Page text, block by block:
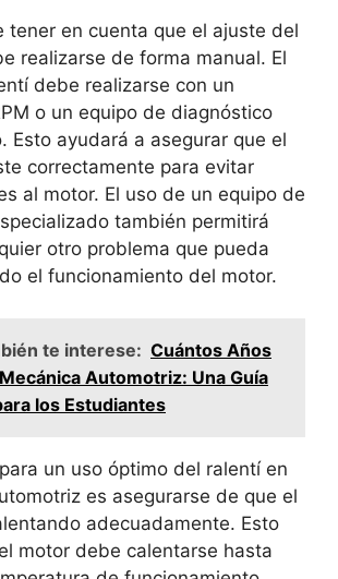
tener en cuenta que el ajuste del
realizarse de forma manual. El
debe realizarse con un
o un equipo de diagnóstico
Esto ayudará a asegurar que el
correctamente para evitar
al motor. El uso de un equipo de
también permitirá
otro problema que pueda
el funcionamiento del motor.
te interese: Cuántos Años
Automotriz: Una Guía
los Estudiantes
un uso óptimo del ralentí en
es asegurarse de que el
adecuadamente. Esto
motor debe calentarse hasta